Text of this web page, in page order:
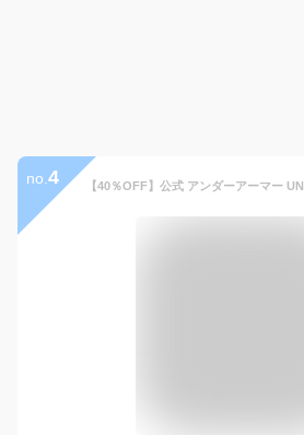
no. 4